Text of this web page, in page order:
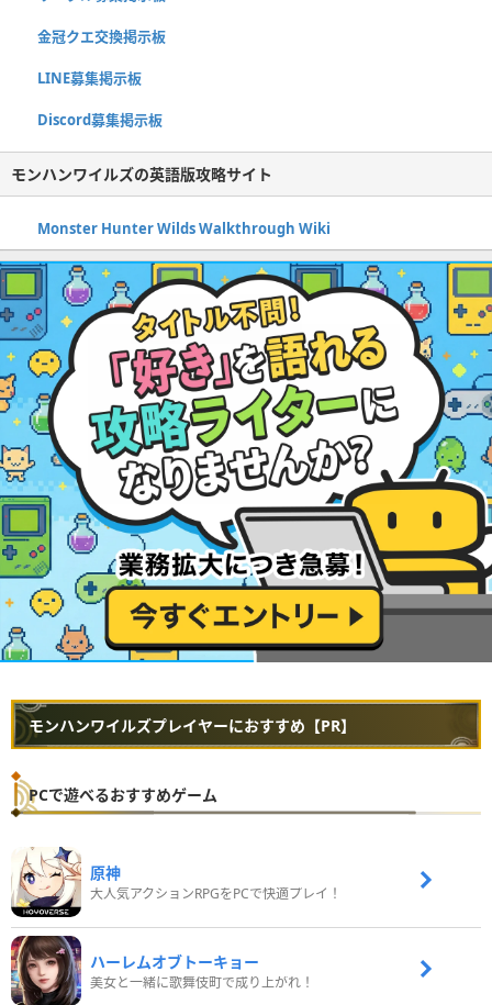
金冠クエ交換掲示板
LINE募集掲示板
Discord募集掲示板
モンハンワイルズの英語版攻略サイト
Monster Hunter Wilds Walkthrough Wiki
モンハンワイルズプレイヤーにおすすめ【PR】
PCで遊べるおすすめゲーム
原神
大人気アクションRPGをPCで快適プレイ！
ハーレムオブトーキョー
美女と一緒に歌舞伎町で成り上がれ！